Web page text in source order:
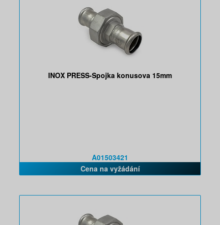
INOX PRESS-Spojka konusova 15mm
A01503421
Cena na vyžádání